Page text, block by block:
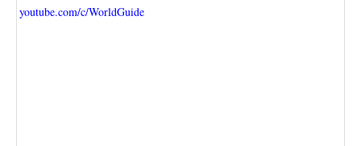
youtube.com/c/WorldGuide